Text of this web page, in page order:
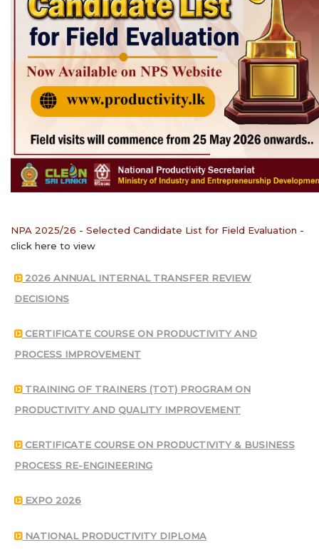
NPA 2025/26 - Selected Candidate List for Field Evaluation -
click here to view
2026 ANNUAL INTERNAL TRANSFER REVIEW
DECISIONS
CERTIFICATE COURSE ON PRODUCTIVITY AND
PROCESS IMPROVEMENT
TRAINING OF TRAINERS (TOT) PROGRAM ON
PRODUCTIVITY AND QUALITY IMPROVEMENT
CERTIFICATE COURSE ON PRODUCTIVITY & BUSINESS
PROCESS RE-ENGINEERING
EXPO 2026
NATIONAL PRODUCTIVITY DIPLOMA